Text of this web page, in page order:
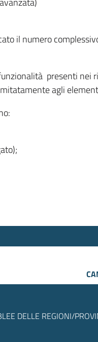
il numero
presenti
agli
DELLE REGIONI/